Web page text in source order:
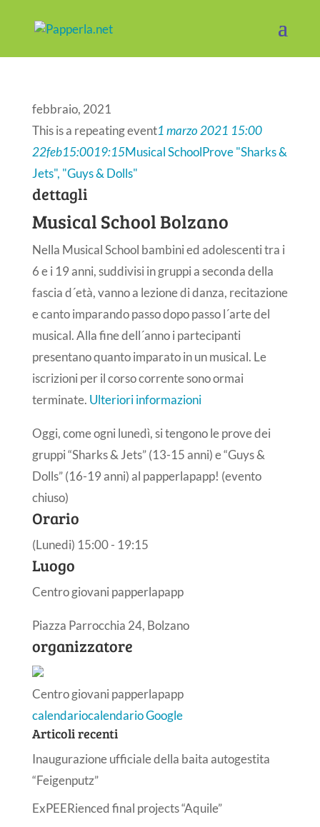
febbraio, 2021
This is a repeating event1 marzo 2021 15:00
22feb15:0019:15Musical SchoolProve "Sharks &
Jets", "Guys & Dolls"
dettagli
Musical School Bolzano
Nella Musical School bambini ed adolescenti tra i
6 e i 19 anni, suddivisi in gruppi a seconda della
fascia d´età, vanno a lezione di danza, recitazione
e canto imparando passo dopo passo l´arte del
musical. Alla fine dell´anno i partecipanti
presentano quanto imparato in un musical. Le
iscrizioni per il corso corrente sono ormai
terminate. Ulteriori informazioni
Oggi, come ogni lunedì, si tengono le prove dei
gruppi “Sharks & Jets” (13-15 anni) e “Guys &
Dolls” (16-19 anni) al papperlapapp! (evento
chiuso)
Orario
(Lunedi) 15:00 - 19:15
Luogo
Centro giovani papperlapapp
Piazza Parrocchia 24, Bolzano
organizzatore
Centro giovani papperlapapp
calendariocalendario Google
Articoli recenti
Inaugurazione ufficiale della baita autogestita
“Feigenputz”
ExPEERienced final projects “Aquile”